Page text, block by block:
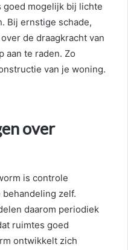
goed mogelijk bij lichte
Bij ernstige schade,
de draagkracht van
aan te raden. Zo
van je woning.
over
is controle
zelf.
daarom periodiek
ruimtes goed
ontwikkelt zich